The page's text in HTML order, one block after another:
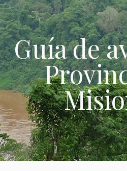
Skip to content
Guía de